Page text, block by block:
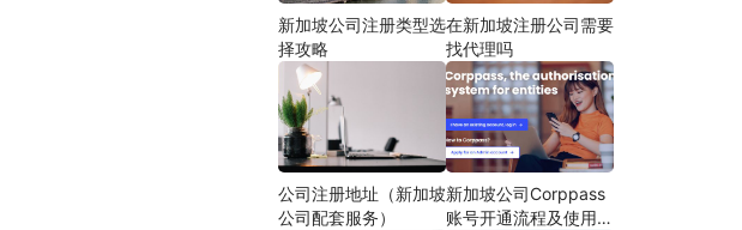
新加坡公司注册类型选
择攻略
在新加坡注册公司需要
找代理吗
公司注册地址（新加坡
公司配套服务）
新加坡公司Corppass
账号开通流程及使用说